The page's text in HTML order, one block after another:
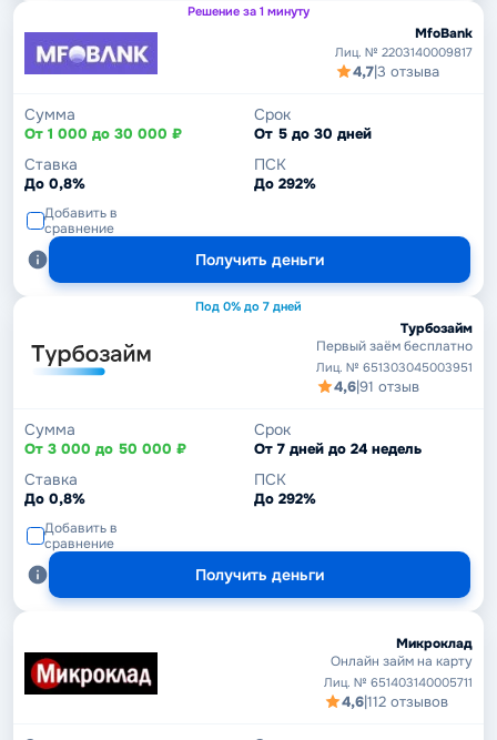
Решение за 1 минуту
MfoBank
Лиц. № 2203140009817
4,7|3 отзыва
Сумма
От 1 000 до 30 000 ₽
Срок
От 5 до 30 дней
Ставка
До 0,8%
ПСК
До 292%
Добавить в
сравнение
Получить деньги
Под 0% до 7 дней
Турбозайм
Первый заём бесплатно
Лиц. № 651303045003951
4,6|91 отзыв
Сумма
От 3 000 до 50 000 ₽
Срок
От 7 дней до 24 недель
Ставка
До 0,8%
ПСК
До 292%
Добавить в
сравнение
Получить деньги
Микроклад
Онлайн займ на карту
Лиц. № 651403140005711
4,6|112 отзывов